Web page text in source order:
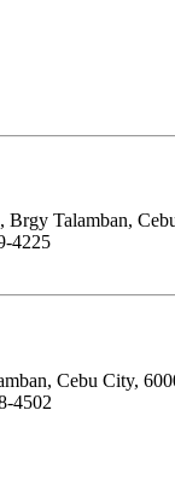
Talamban,
4225
Cebu City,
4502